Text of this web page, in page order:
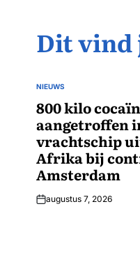
Dit vind
GEPLAATST
NIEUWS
800 kilo
aangetroffen
vrachtschip
Afrika bij
Amsterdam
augustus 7, 2026